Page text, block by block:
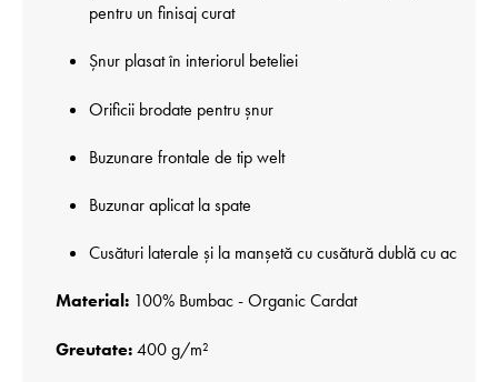
pentru un finisaj curat
Șnur plasat în interiorul beteliei
Orificii brodate pentru șnur
Buzunare frontale de tip welt
Buzunar aplicat la spate
Cusături laterale și la manșetă cu cusătură dublă cu ac
Material: 100% Bumbac - Organic Cardat
Greutate:400 g/m²